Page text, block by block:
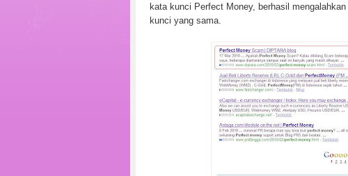
kata kunci Perfect Money, berhasil
kunci yang sama.